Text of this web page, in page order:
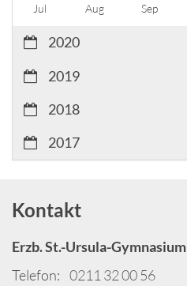
Jul Aug Sep
2020
2019
2018
2017
Kontakt
Erzb. St.-Ursula-
Telefon: 0211 32 00 56